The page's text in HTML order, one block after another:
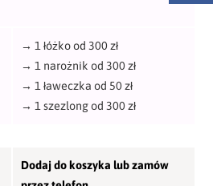
→1 łóżko od 300 zł
→1 narożnik od 300 zł
→1 ławeczka od 50 zł
→1 szezlong od 300 zł
Dodaj do koszyka lub zamów